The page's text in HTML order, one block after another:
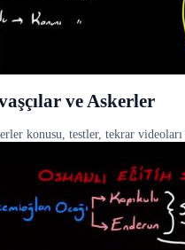
ve Askerler
konusu, testler, tekrar